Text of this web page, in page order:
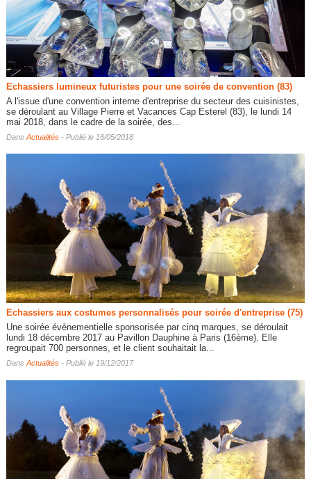
Echassiers lumineux futuristes pour une soirée de convention (83)
A l'issue d'une convention interne d'entreprise du secteur des cuisinistes,
se déroulant au Village Pierre et Vacances Cap Esterel (83), le lundi 14
mai 2018, dans le cadre de la soirée, des...
Dans Actualités- Publié le 16/05/2018
Echassiers aux costumes personnalisés pour soirée d'entreprise (75)
Une soirée évènementielle sponsorisée par cinq marques, se déroulait
lundi 18 décembre 2017 au Pavillon Dauphine à Paris (16ème). Elle
regroupait 700 personnes, et le client souhaitait la...
DansActualités- Publié le 19/12/2017